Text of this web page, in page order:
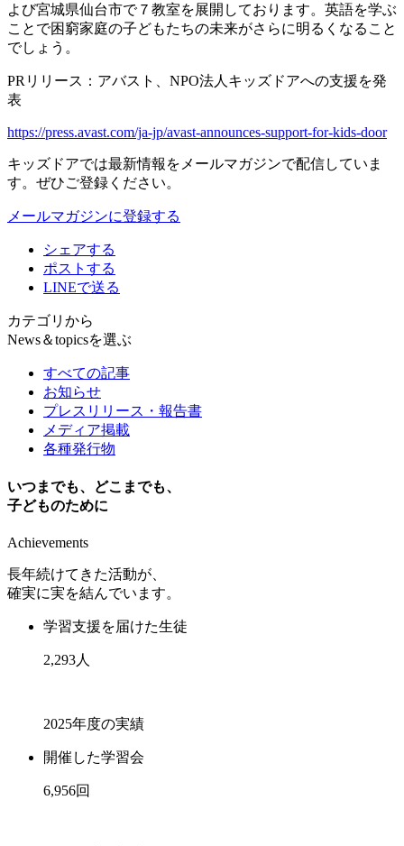
よび宮城県仙台市で７教室を展開しております。英語を学ぶ
ことで困窮家庭の子どもたちの未来がさらに明るくなること
でしょう。
PRリリース：アバスト、NPO法人キッズドアへの支援を発
表
https://press.avast.com/ja-jp/avast-announces-support-for-kids-door
キッズドアでは最新情報をメールマガジンで配信していま
す。ぜひご登録ください。
メールマガジンに登録する
シェアする
ポストする
LINEで送る
カテゴリから
News＆topicsを選ぶ
すべての記事
お知らせ
プレスリリース・報告書
メディア掲載
各種発行物
いつまでも、どこまでも、
子どものために
Achievements
長年続けてきた活動が、
確実に実を結んでいます。
学習支援を届けた生徒
2,293人
2025年度の実績
開催した学習会
6,956回